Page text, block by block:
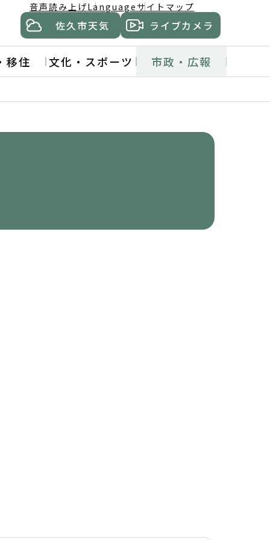
音声読み上げLanguage サイトマップ
佐久市天気 ライブカメラ
移住 文化・スポーツ 市政・広報